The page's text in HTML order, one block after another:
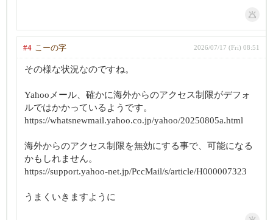
#4 こーの字 2026/07/17 (Fri) 08:51
その様な状況なのですね。
Yahooメール、確かに海外からのアクセス制限がデフォ
ルではかかっているようです。
https://whatsnewmail.yahoo.co.jp/yahoo/20250805a.html
海外からのアクセス制限を無効にする事で、可能になる
かもしれません。
https://support.yahoo-net.jp/PccMail/s/article/H000007323
うまくいきますように